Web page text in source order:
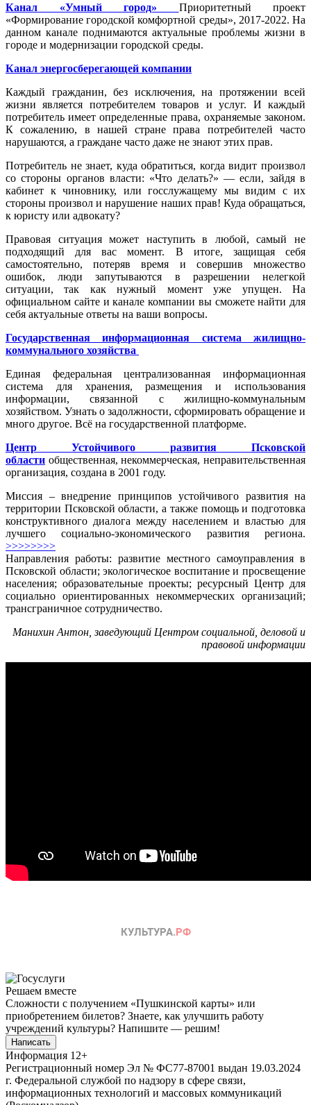
Канал «Умный город»
Приоритетный проект
«Формирование городской комфортной среды», 2017-2022. На
данном канале поднимаются актуальные проблемы жизни в
городе и модернизации городской среды.
Канал энергосберегающей компании
Каждый гражданин, без исключения, на протяжении всей
жизни является потребителем товаров и услуг. И каждый
потребитель имеет определенные права, охраняемые законом.
К сожалению, в нашей стране права потребителей часто
нарушаются, а граждане часто даже не знают этих прав.
Потребитель не знает, куда обратиться, когда видит произвол
со стороны органов власти: «Что делать?» — если, зайдя в
кабинет к чиновнику, или госслужащему мы видим с их
стороны произвол и нарушение наших прав! Куда обращаться,
к юристу или адвокату?
Правовая ситуация может наступить в любой, самый не
подходящий для вас момент. В итоге, защищая себя
самостоятельно, потеряв время и совершив множество
ошибок, люди запутываются в разрешении нелегкой
ситуации, так как нужный момент уже упущен. На
официальном сайте и канале компании вы сможете найти для
себя актуальные ответы на ваши вопросы.
Государственная информационная система жилищно-
коммунального хозяйства
Единая федеральная централизованная информационная
система для хранения, размещения и использования
информации, связанной с жилищно-коммунальным
хозяйством. Узнать о задолжности, сформировать обращение и
много другое. Всё на государственной платформе.
Центр Устойчивого развития Псковской
области общественная, некоммерческая, неправительственная
организация, создана в 2001 году.
Миссия – внедрение принципов устойчивого развития на
территории Псковской области, а также помощь и подготовка
конструктивного диалога между населением и властью для
лучшего социально-экономического развития региона.
>>>>>>>>
Направления работы: развитие местного самоуправления в
Псковской области; экологическое воспитание и просвещение
населения; образовательные проекты; ресурсный Центр для
социально ориентированных некоммерческих организаций;
трансграничное сотрудничество.
Манихин Антон,заведующий Центром социальной, деловой и
правовой информации
Решаем вместе
Сложности с получением «Пушкинской карты» или
приобретением билетов? Знаете, как улучшить работу
учреждений культуры? Напишите — решим!
Написать
Информация 12+
Регистрационный номер Эл № ФС77-87001 выдан 19.03.2024
г. Федеральной службой по надзору в сфере связи,
информационных технологий и массовых коммуникаций